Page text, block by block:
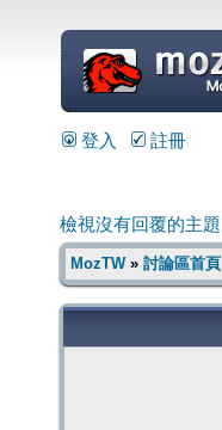
=
登入 註冊
檢視沒有回覆的主題
MozTW» 討論區首頁